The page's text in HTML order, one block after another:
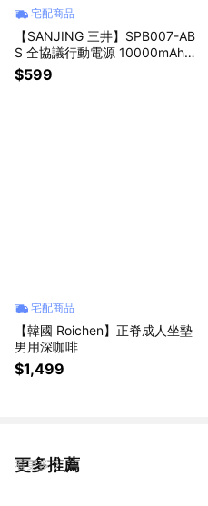
宅配商品
【SANJING 三井】SPB007-AB
S 全協議行動電源 10000mAh
黑色
$599
宅配商品
【韓國 Roichen】正脊成人坐墊
男用深咖啡
$1,499
更多推薦
看更多